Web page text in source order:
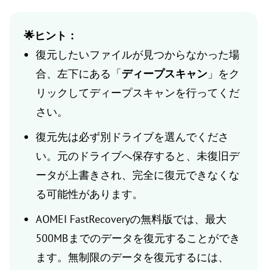
🌟ヒント：
復元したいファイルが見つからなかった場
合、左下にある「ディープスキャン 」をク
リックしてディープスキャンを行ってくだ
さい。
復元先は必ず別ドライブを選んでくださ
い。元のドライブへ保存すると、未復旧デ
ータが上書きされ、完全に復元できなくな
る可能性があります。
AOMEI FastRecoveryの無料版では、最大
500MBまでのデータを復元することができ
ます。無制限のデータを復元するには、